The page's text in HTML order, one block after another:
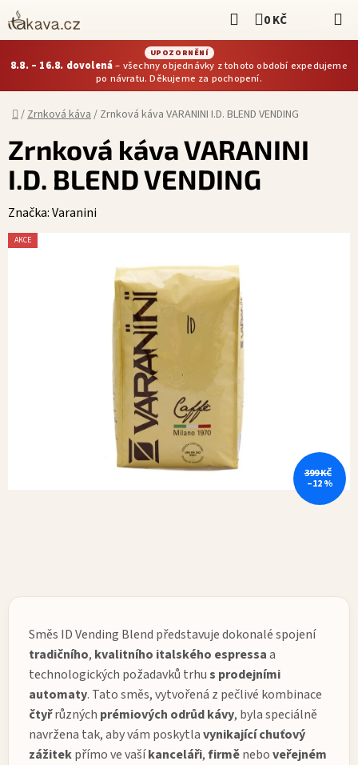
Přejít
na
obsah
UPOZORNĚNÍ
8.8. – 16.8. dovolená– všechny objednávky z tohoto období expedujeme
po návratu. Děkujeme za pochopení.
Hledat
NÁKUPNÍ
0 KČ
Domů
/Zrnková káva/ Zrnková káva VARANINI I.D. BLEND VENDING
Směs ID Vending Blend představuje dokonalé spojení
tradičního, kvalitního italského espressaa
technologických požadavků trhus prodejními
automaty. Tato směs, vytvořená z pečlivé kombinace
čtyřrůzných prémiových odrůdkávy, byla speciálně
navržena tak, aby vám poskytlavynikajícíchuťový
zážitekpřímo ve vašíkanceláři,firměneboveřejném
Zrnková káva VARANINI
I.D. BLEND VENDING
Značka:Varanini
AKCE
399 KČ
–12 %